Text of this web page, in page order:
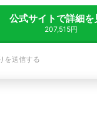
公式サイトで詳細を
207,515円
を送信する